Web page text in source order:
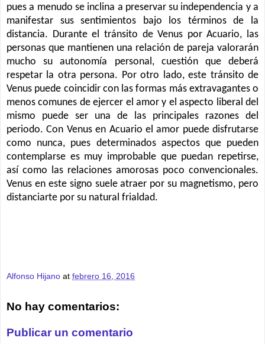
pues a menudo se inclina a preservar su independencia y a
manifestar sus sentimientos bajo los términos de la
distancia. Durante el tránsito de Venus por Acuario, las
personas que mantienen una relación de pareja valorarán
mucho su autonomía personal, cuestión que deberá
respetar la otra persona. Por otro lado, este tránsito de
Venus puede coincidir con las formas más extravagantes o
menos comunes de ejercer el amor y el aspecto liberal del
mismo puede ser una de las principales razones del
periodo. Con Venus en Acuario el amor puede disfrutarse
como nunca, pues determinados aspectos que pueden
contemplarse es muy improbable que puedan repetirse,
así como las relaciones amorosas poco convencionales.
Venus en este signo suele atraer por su magnetismo, pero
distanciarte por su natural frialdad.
Alfonso Hijano at febrero 16, 2016
No hay comentarios:
Publicar un comentario